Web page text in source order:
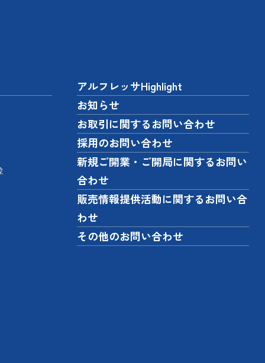
アルフレッサHighlight
お知らせ
お取引に関するお問い合わせ
採用のお問い合わせ
新規ご開業・ご開局に関するお問い
合わせ
販売情報提供活動に関するお問い合
わせ
その他のお問い合わせ